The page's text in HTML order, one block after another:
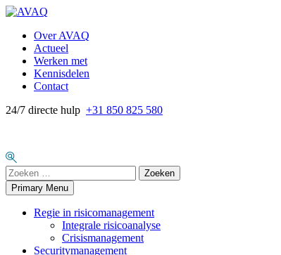
Skip
contentOver AVAQ
Actueel
Werken met
Kennisdelen
Contact
24/7 directe hulp +31 850 825 580
Zoeken
naar:
Primary Menu
Regie in risicomanagement
Integrale risicoanalyse
Crisismanagement
Securitymanagement